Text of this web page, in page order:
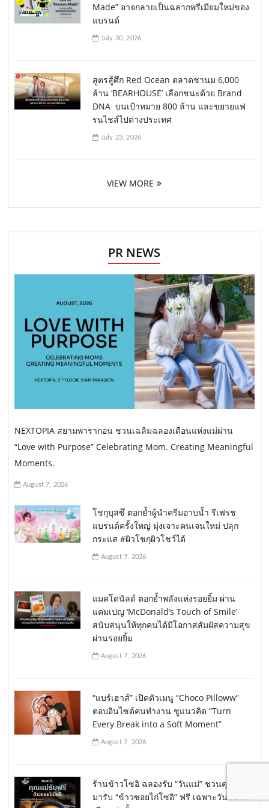
Made” อาจกลายเป็นฉลากพรีเมียมใหม่ของ
แบรนด์
July 30, 2026
สูตรสู้ศึก Red Ocean ตลาดชานม 6,000
ล้าน ‘BEARHOUSE’ เลือกชนะด้วย Brand
DNA บนเป้าหมาย 800 ล้าน และขยายแฟ
รนไชส์ไปต่างประเทศ
July 23, 2026
VIEW MORE
PR NEWS
NEXTOPIA สยามพารากอน ชวนเฉลิมฉลองเดือนแห่งแม่ผ่าน
“Love with Purpose” Celebrating Mom. Creating Meaningful
Moments.
August 7, 2026
โชกุบุสซึ ตอกย้ำผู้นำครีมอาบน้ำ รีเฟรช
แบรนด์ครั้งใหญ่ มุ่งเจาะคนเจนใหม่ ปลุก
กระแส #ผิวโชกุผิวโชว์ได้
August 7, 2026
แมคโดนัลด์ ตอกย้ำพลังแห่งรอยยิ้ม ผ่าน
แคมเปญ ‘McDonald’s Touch of Smile’
สนับสนุนให้ทุกคนได้มีโอกาสสัมผัสความสุข
ผ่านรอยยิ้ม
August 7, 2026
“แบร์เฮาส์” เปิดตัวเมนู “Choco Pilloww”
ตอบอินไซด์คนทำงาน ชูแนวคิด “Turn
Every Break into a Soft Moment”
August 7, 2026
ร้านข้าวโซอิ ฉลองรับ “วันแม่” ชวนคุณแม่
มารับ “ข้าวซอยไก่โซอิ” ฟรี เฉพาะวันแม่วัน